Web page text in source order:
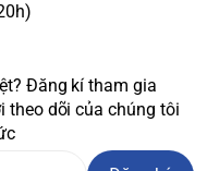
Đăng kí tham gia
theo dõi của chúng tôi